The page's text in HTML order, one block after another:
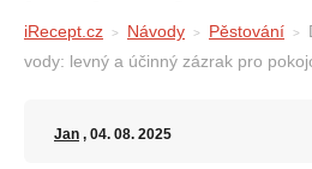
iRecept.cz Návody Pěstování
vody: levný a účinný zázrak pro
Jan , 04. 08. 2025